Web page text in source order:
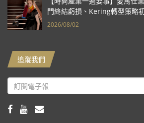
門終結虧損、Kering轉型策略
報亮眼
2026/08/02
追蹤我們